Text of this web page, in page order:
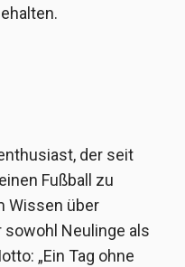
der seit
Fußball zu
Wissen über
Neulinge als
„Ein Tag ohne